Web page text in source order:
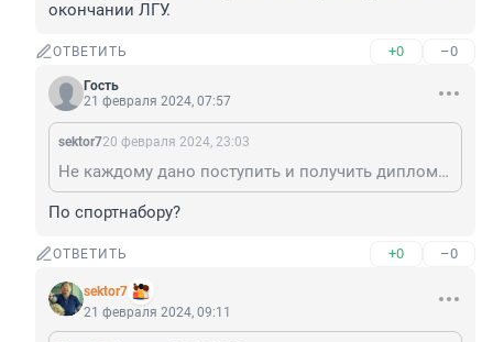
окончании ЛГУ.
ОТВЕТИТЬ +0 –0
Гость
21 февраля 2024, 07:57
sektor720 февраля 2024, 23:03
Не каждому дано поступить и получить диплом об окончании ЛГУ.
По спортнабору?
ОТВЕТИТЬ +0 –0
sektor7
21 февраля 2024, 09:11